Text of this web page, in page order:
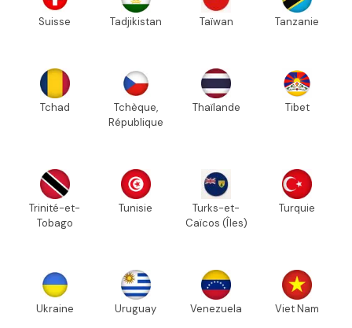
Suisse Tadjikistan Taïwan Tanzanie
Tchad
Tchèque,
République
Thaïlande Tibet
Trinité-et-
Tobago
Tunisie
Turks-et-
Caïcos (Îles)
Turquie
Ukraine Uruguay Venezuela Viet Nam